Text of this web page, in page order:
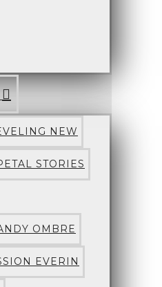
NEW
STORIES
OMBRE
EVERIN